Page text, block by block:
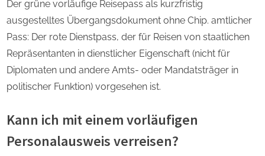
Der grüne vorläufige Reisepass als kurzfristig
ausgestelltes Übergangsdokument ohne Chip. amtlicher
Pass: Der rote Dienstpass, der für Reisen von staatlichen
Repräsentanten in dienstlicher Eigenschaft (nicht für
Diplomaten und andere Amts- oder Mandatsträger in
politischer Funktion) vorgesehen ist.
Kann ich mit einem vorläufigen
Personalausweis verreisen?